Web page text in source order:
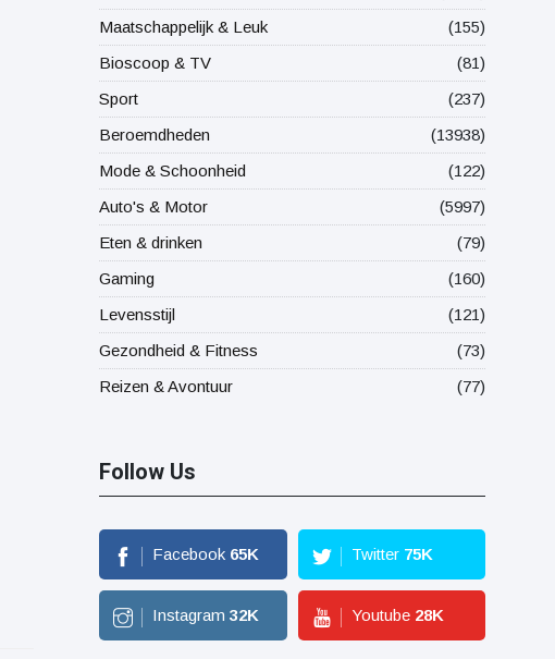
Maatschappelijk & Leuk
(155)
Bioscoop & TV
(81)
Sport
(237)
Beroemdheden
(13938)
Mode & Schoonheid
(122)
Auto's & Motor
(5997)
Eten & drinken
(79)
Gaming
(160)
Levensstijl
(121)
Gezondheid & Fitness
(73)
Reizen & Avontuur
(77)
Follow Us
Facebook 65K Twitter 75K
Instagram 32K Youtube 28K